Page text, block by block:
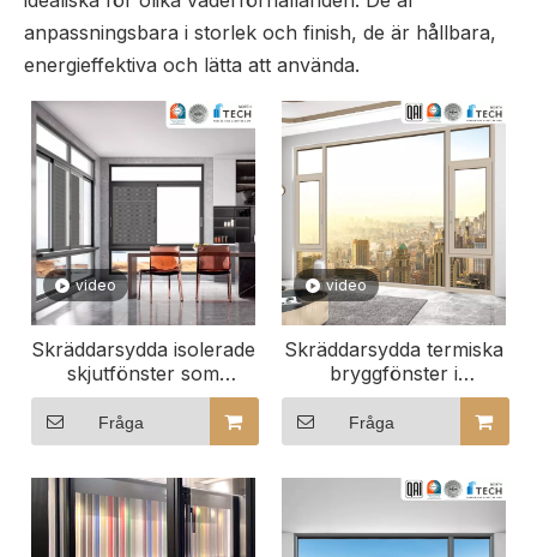
anpassningsbara i storlek och finish, de är hållbara,
energieffektiva och lätta att använda.
video
Skräddarsydda isolerade
skjutfönster som
förbättrar
hotellatmosfären
Fråga
video
Skräddarsydda termiska
bryggfönster i
aluminium perfekt
passform för ditt
utrymme
Fråga